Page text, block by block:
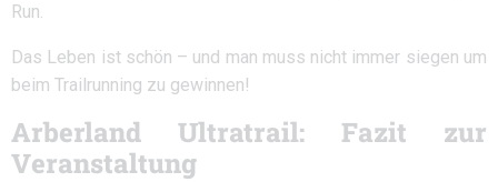
Run.
Das Leben ist schön – und man muss nicht immer siegen um
beim Trailrunning zu gewinnen!
Arberland Ultratrail: Fazit zur
Veranstaltung